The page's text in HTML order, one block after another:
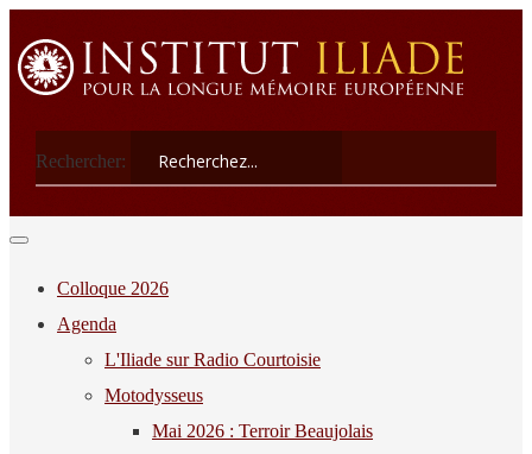
Rechercher:
Colloque 2026
Agenda
L'Iliade sur Radio Courtoisie
Motodysseus
Mai 2026 : Terroir Beaujolais